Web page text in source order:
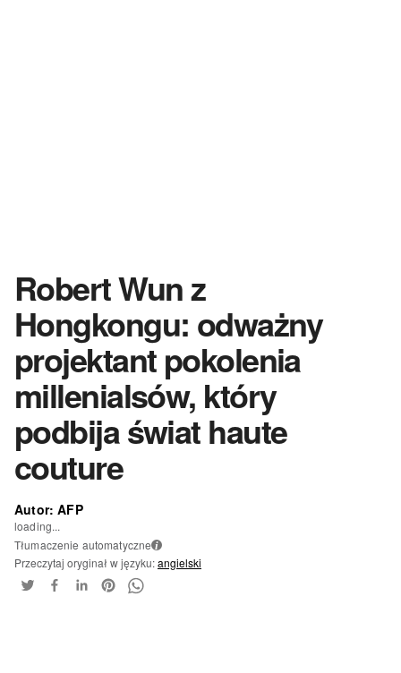
Robert Wun z
Hongkongu: odważny
projektant pokolenia
millenialsów, który
podbija świat haute
couture
Autor: AFP
loading...
Tłumaczenie automatyczne i
Przeczytaj oryginał w języku:angielski